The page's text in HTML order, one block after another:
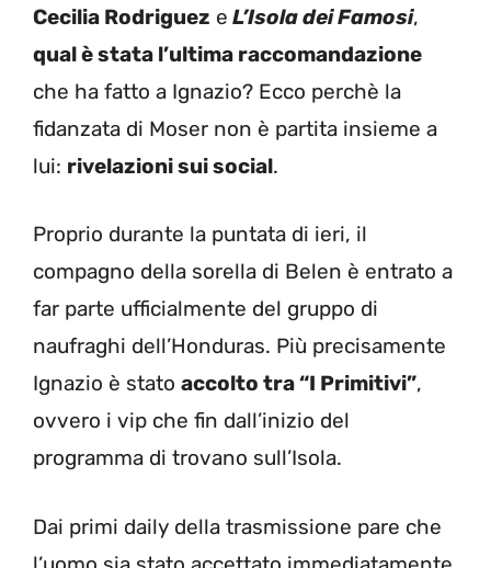
Cecilia Rodriguez e L’Isola dei Famosi,
qual è stata l’ultima raccomandazione
che ha fatto a Ignazio? Ecco perchè la
fidanzata di Moser non è partita insieme a
lui: rivelazioni sui social.
Proprio durante la puntata di ieri, il
compagno della sorella di Belen è entrato a
far parte ufficialmente del gruppo di
naufraghi dell’Honduras. Più precisamente
Ignazio è stato accolto tra “I Primitivi”,
ovvero i vip che fin dall’inizio del
programma di trovano sull’Isola.
Dai primi daily della trasmissione pare che